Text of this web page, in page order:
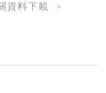
資料下載